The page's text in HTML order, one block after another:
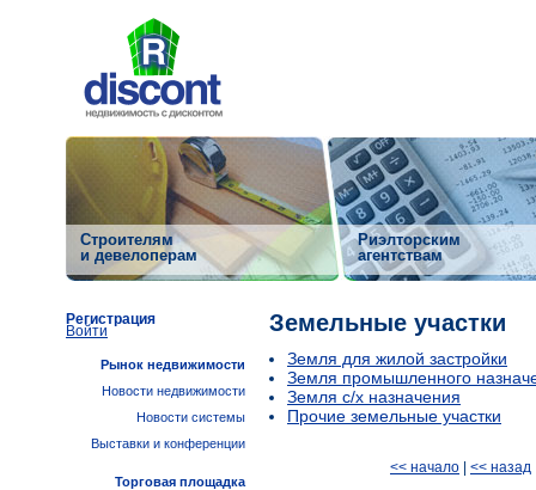
Строителям
и девелоперам
Риэлторским
агентствам
Земельные участки
Земля для жилой застройки
Земля промышленного
Земля с/х назначения
Прочие земельные участки
<< начало << назад
Регистрация
Войти
Рынок недвижимости
Новости недвижимости
Новости системы
Выставки и конференции
Торговая площадка